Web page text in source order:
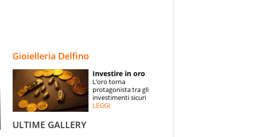
SPECIALI
ESPERTI
Gioielleria Delfino
Investire in oro
L’oro torna
protagonista tra gli
investimenti sicuri
LEGGI
ULTIME GALLERY